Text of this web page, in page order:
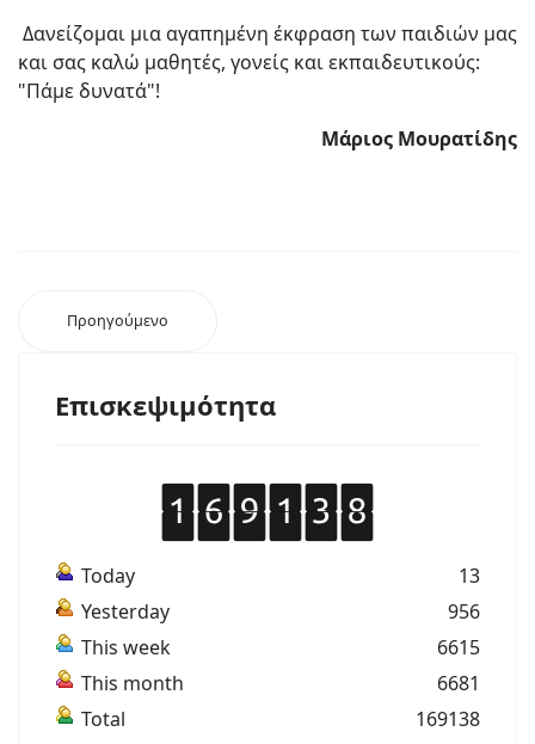
Δανείζομαι μια αγαπημένη έκφραση των παιδιών μας
και σας καλώ μαθητές, γονείς και εκπαιδευτικούς:
"Πάμε δυνατά"!
Μάριος Μουρατίδης
Προηγούμενο
Επισκεψιμότητα
Today
13
Yesterday
956
This week
6615
This month
6681
Total
169138